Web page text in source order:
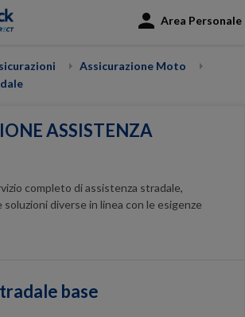
Area Personale
Assicurazione Moto
ASSISTENZA
completo di assistenza stradale,
diverse in linea con le esigenze
base